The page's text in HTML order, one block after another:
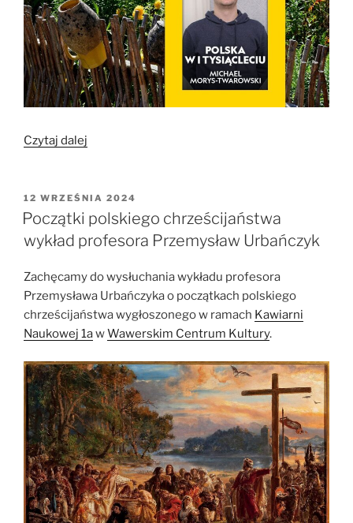
Czytaj dalej
ludy
mieszkały
w
w
I
tysiącleciu?”
OPUBLIKOWANE
W
12 WRZEŚNIA 2024
Początki polskiego chrześcijaństwa
wykład profesora Przemysław Urbańczyk
Zachęcamy do wysłuchania wykładu profesora
Przemysława Urbańczyka o początkach polskiego
chrześcijaństwa wygłoszonego w ramach Kawiarni
Naukowej 1awWawerskim Centrum Kultury.